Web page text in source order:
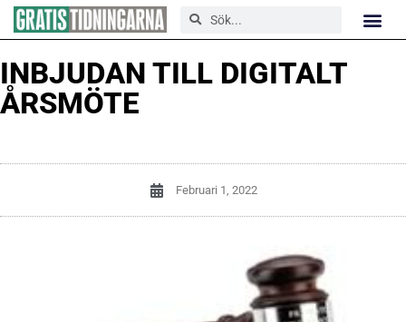
INBJUDAN TILL DIGITALT
ÅRSMÖTE
Februari 1, 2022